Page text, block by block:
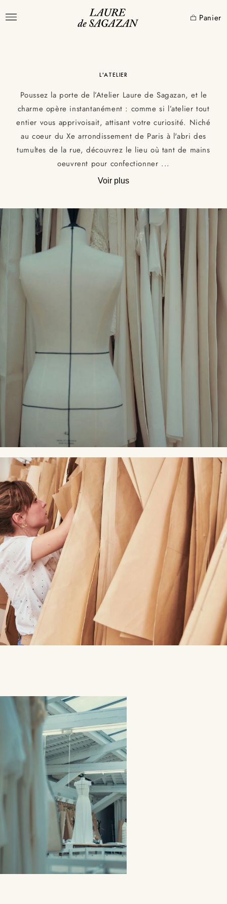
passer
au
Panier
L'ATELIER
Poussez la porte de l’Atelier Laure de Sagazan, et le
charme opère instantanément : comme si l’atelier tout
entier vous apprivoisait, attisant votre curiosité. Niché
au coeur du Xe arrondissement de Paris à l'abri des
tumultes de la rue, découvrez le lieu où tant de mains
oeuvrent pour confectionner ...
Voir plus
PARIS
L'ATELIER
SAVOIR-FAIRE SUR-MESURE
POINT DE VENTE
JOURNAL
PRENDRE RENDEZ-VOUS
GUIDE DES TAILLES
MENTION LÉGALES
CONTACTEZ-NOUS
SUIVRE MA COMMANDE
@LAUREDESAGAZAN